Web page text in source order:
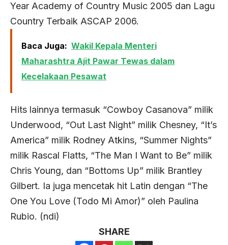
Year Academy of Country Music 2005 dan Lagu
Country Terbaik ASCAP 2006.
Baca Juga: Wakil Kepala Menteri
Maharashtra Ajit Pawar Tewas dalam
Kecelakaan Pesawat
Hits lainnya termasuk “Cowboy Casanova” milik
Underwood, “Out Last Night” milik Chesney, “It’s
America” ​​milik Rodney Atkins, “Summer Nights”
milik Rascal Flatts, “The Man I Want to Be” milik
Chris Young, dan “Bottoms Up” milik Brantley
Gilbert. Ia juga mencetak hit Latin dengan “The
One You Love (Todo Mi Amor)” oleh Paulina
Rubio. (ndi)
SHARE